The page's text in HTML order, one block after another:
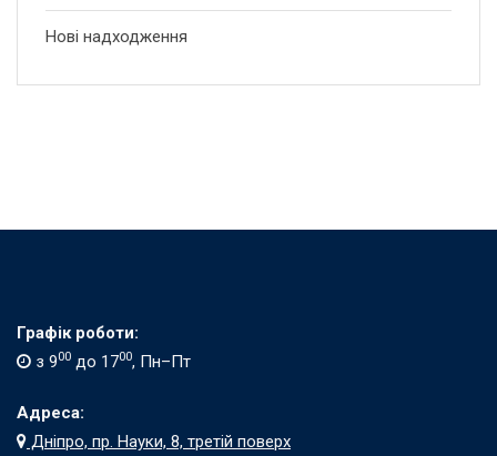
Нові надходження
Графік роботи:
з 900 до 1700, Пн–Пт
Адреса:
Дніпро, пр. Науки, 8, третій поверх